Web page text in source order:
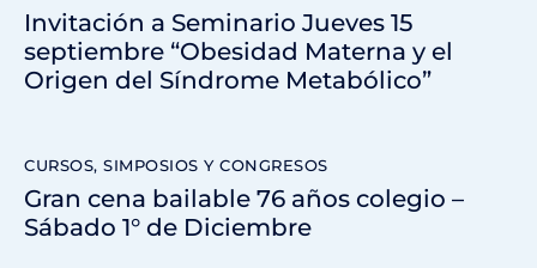
Invitación a Seminario Jueves 15
septiembre “Obesidad Materna y el
Origen del Síndrome Metabólico”
CURSOS, SIMPOSIOS Y CONGRESOS
Gran cena bailable 76 años colegio –
Sábado 1° de Diciembre